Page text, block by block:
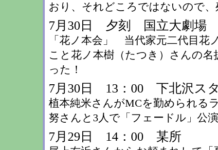
おり、それどころではないので
7月30日 夕刻 国立大劇場
「花ノ本会」 当代家元二代目花
こと花ノ本樹（たつき）さんの
った！
7月30日 13：00 下北沢ス
植本純米さんがMCを勤められる
努さんと3人で「フェードル」公
7月29日 14：00 某所